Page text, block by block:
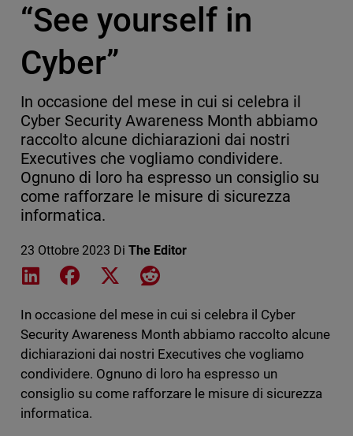
“See yourself in
Cyber”
In occasione del mese in cui si celebra il
Cyber Security Awareness Month abbiamo
raccolto alcune dichiarazioni dai nostri
Executives che vogliamo condividere.
Ognuno di loro ha espresso un consiglio su
come rafforzare le misure di sicurezza
informatica.
23 Ottobre 2023 Di The Editor
Share on LinkedIn
Share on Facebook
Share on XShare on Reddit
In occasione del mese in cui si celebra il Cyber
Security Awareness Month abbiamo raccolto alcune
dichiarazioni dai nostri Executives che vogliamo
condividere. Ognuno di loro ha espresso un
consiglio su come rafforzare le misure di sicurezza
informatica.